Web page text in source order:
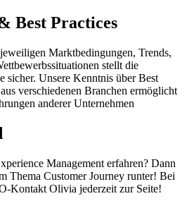
Best Practices
Marktbedingungen, Trends,
stellt die
sicher. Unsere Kenntnis über Best
verschiedenen Branchen ermöglicht
anderer Unternehmen
Management erfahren? Dann
Thema Customer Journey runter! Bei
Kontakt Olivia jederzeit zur Seite!